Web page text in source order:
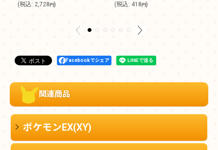
(税込: 2,728円) (税込: 418円)
Facebookでシェア
関連商品
ポケモンEX(XY)